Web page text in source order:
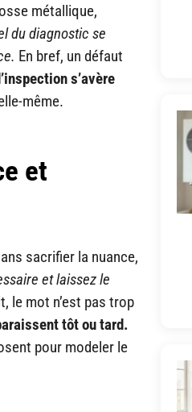
métallique,
du diagnostic se
En bref, un défaut
s’avère
même.
et
sacrifier la nuance,
et laissez le
le mot n’est pas trop
tôt ou tard.
pour modeler le